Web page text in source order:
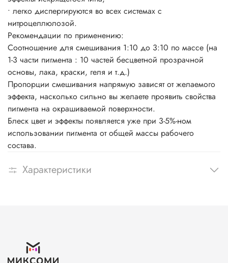
• легко диспергируются во всех системах с
нитроцеллюлозой.
Рекомендации по применению:
Соотношение для смешивания 1:10 до 3:10 по массе (на
1-3 части пигмента : 10 частей бесцветной прозрачной
основы, лака, краски, геля и т.д.)
Пропорции смешивания напрямую зависят от желаемого
эффекта, насколько сильно вы желаете проявить свойства
пигмента на окрашиваемой поверхности.
Блеск цвет и эффекты появляется уже при 3-5%-ном
использовании пигмента от общей массы рабочего
состава.
Характеристики